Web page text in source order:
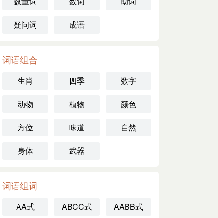
疑问词 成语
词语组合
生肖 四季 数字
动物 植物 颜色
方位 味道 自然
身体 武器
词语组词
AA式 ABCC式 AABB式